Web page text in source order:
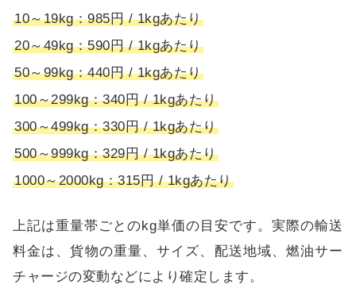
10～19kg：985円 / 1kgあたり
20～49kg：590円 / 1kgあたり
50～99kg：440円 / 1kgあたり
100～299kg：340円 / 1kgあたり
300～499kg：330円 / 1kgあたり
500～999kg：329円 / 1kgあたり
1000～2000kg：315円 / 1kgあたり
上記は重量帯ごとのkg単価の目安です。実際の輸送
料金は、貨物の重量、サイズ、配送地域、燃油サー
チャージの変動などにより確定します。